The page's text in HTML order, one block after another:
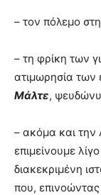
– τον πόλεμο
– τη φρίκη των
ατιμωρησία των
Μάλτε,
– ακόμα και
επιμείνουμε
διακεκριμένη
που,